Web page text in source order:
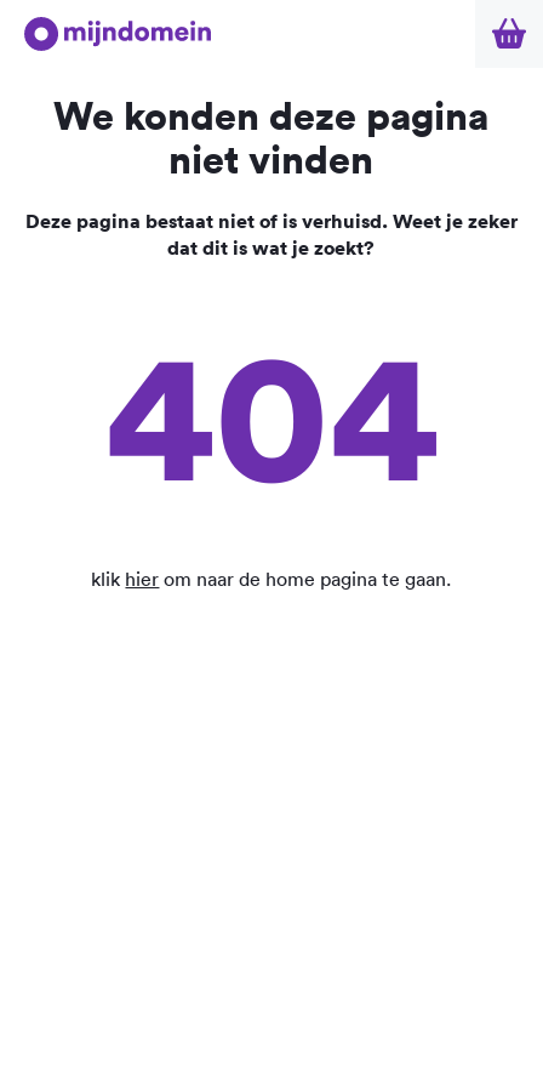
We konden deze pagina
niet vinden
Deze pagina bestaat niet of is verhuisd. Weet je zeker
dat dit is wat je zoekt?
404
klik hier om naar de home pagina te gaan.